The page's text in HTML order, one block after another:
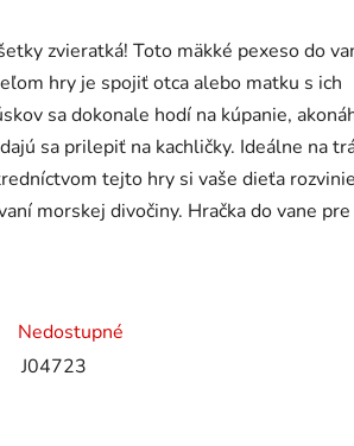
zvieratká! Toto mäkké pexeso do
hry je spojiť otca alebo matku s ich
sa dokonale hodí na kúpanie,
sa prilepiť na kachličky. Ideálne na
tejto hry si vaše dieťa rozvinie
morskej divočiny. Hračka do vane
Nedostupné
J04723